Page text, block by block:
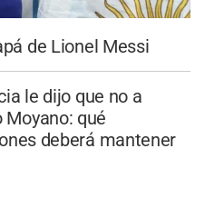
de Lionel Messi
le dijo que no a
Moyano: qué
deberá mantener